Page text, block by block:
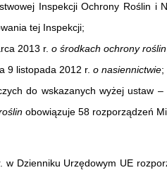
Inspekcji Ochrony Roślin i
tej Inspekcji;
2013 r. o środkach ochrony roślin
9 listopada 2012 r. o nasiennictwie;
do wskazanych wyżej ustaw
obowiązuje 58 rozporządzeń
w Dzienniku Urzędowym UE